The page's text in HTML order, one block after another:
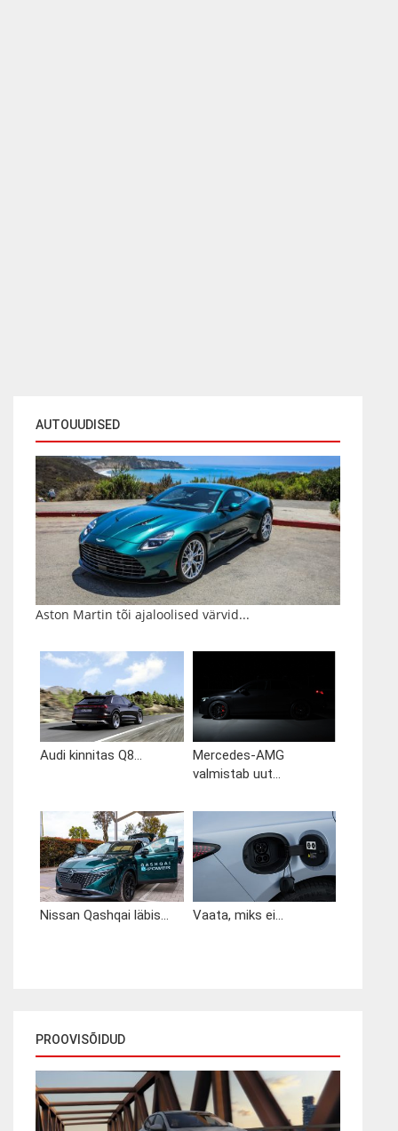
AUTOUUDISED
Aston Martin tõi ajaloolised värvid...
Audi kinnitas Q8...
Mercedes-AMG
valmistab uut...
Nissan Qashqai läbis... Vaata, miks ei...
PROOVISÕIDUD